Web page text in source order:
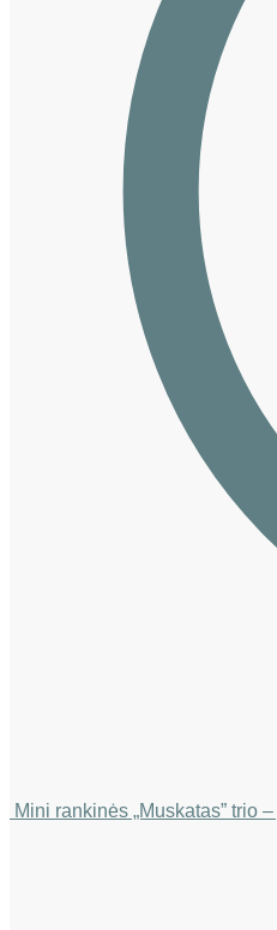
Mini rankinės „Muskatas” trio